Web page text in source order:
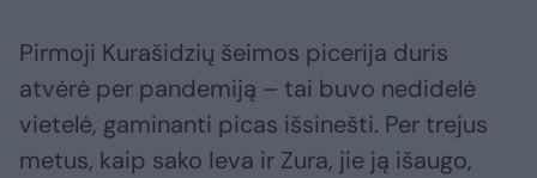
Pirmoji Kurašidzių šeimos picerija duris
atvėrė per pandemiją – tai buvo nedidelė
vietelė, gaminanti picas išsinešti. Per trejus
metus, kaip sako Ieva ir Zura, jie ją išaugo,